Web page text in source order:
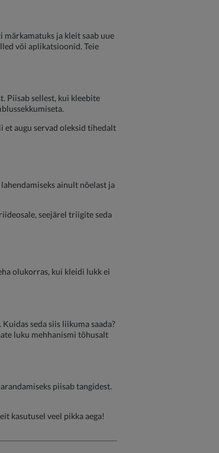
ja kleit saab uue
või aplikatsioonid. Teie
Piisab sellest, kui kleebite
et augu servad oleksid tihedalt
ainult nõelast ja
seejärel triigite seda
olukorras, kui kleidi lukk ei
seda siis liikuma saada?
luku mehhanismi tõhusalt
piisab tangidest.
kasutusel veel pikka aega!